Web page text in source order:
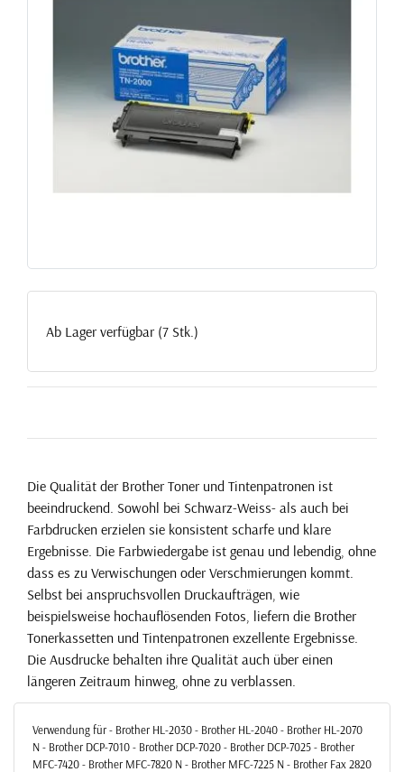
Ab Lager verfügbar (7 Stk.)
Die Qualität der Brother Toner und Tintenpatronen ist
beeindruckend. Sowohl bei Schwarz-Weiss- als auch bei
Farbdrucken erzielen sie konsistent scharfe und klare
Ergebnisse. Die Farbwiedergabe ist genau und lebendig, ohne
dass es zu Verwischungen oder Verschmierungen kommt.
Selbst bei anspruchsvollen Druckaufträgen, wie
beispielsweise hochauflösenden Fotos, liefern die Brother
Tonerkassetten und Tintenpatronen exzellente Ergebnisse.
Die Ausdrucke behalten ihre Qualität auch über einen
längeren Zeitraum hinweg, ohne zu verblassen.
Verwendung für - Brother HL-2030 - Brother HL-2040 - Brother HL-2070
N - Brother DCP-7010 - Brother DCP-7020 - Brother DCP-7025 - Brother
MFC-7420 - Brother MFC-7820 N - Brother MFC-7225 N - Brother Fax 2820